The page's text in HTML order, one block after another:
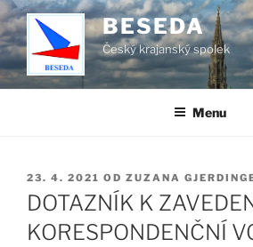
Přejít
k
obsahu
webu
BESEDA
Český krajanský spolek
Menu
PUBLIKOVÁNO
23. 4. 2021 OD ZUZANA
DOTAZNÍK K
KORESPONDENČNÍ